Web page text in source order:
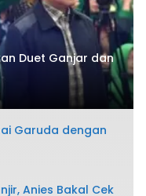
Duet Ganjar dan
Garuda dengan
Anies Bakal Cek